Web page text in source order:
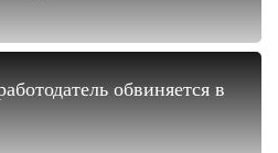
обвиняется в